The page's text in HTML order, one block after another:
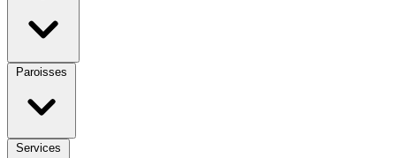
Paroisses
Services